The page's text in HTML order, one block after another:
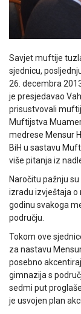
Savjet muftije
sjednicu,
26. decembra
je presjedavao
prisustvovali
Muftijstva
medrese Mensur
BiH u sastavu
više pitanja iz
Naročitu pažnju
izradu izvještaja o
godinu svakoga
području.
Tokom ove
za nastavu
posebno
gimnazija s
sedmi put
je usvojen plan